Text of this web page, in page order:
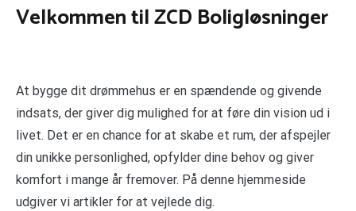
Velkommen til ZCD Boligløsninger
At bygge dit drømmehus er en spændende og givende
indsats, der giver dig mulighed for at føre din vision ud i
livet. Det er en chance for at skabe et rum, der afspejler
din unikke personlighed, opfylder dine behov og giver
komfort i mange år fremover. På denne hjemmeside
udgiver vi artikler for at vejlede dig.